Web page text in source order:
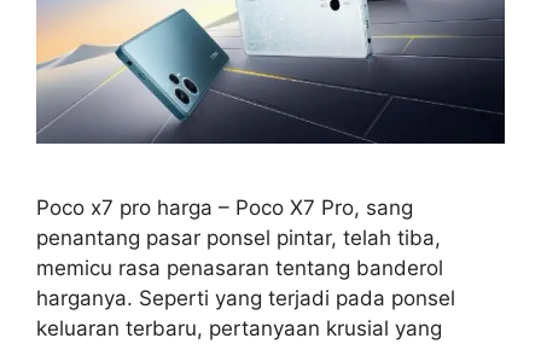
Poco x7 pro harga – Poco X7 Pro, sang
penantang pasar ponsel pintar, telah tiba,
memicu rasa penasaran tentang banderol
harganya. Seperti yang terjadi pada ponsel
keluaran terbaru, pertanyaan krusial yang